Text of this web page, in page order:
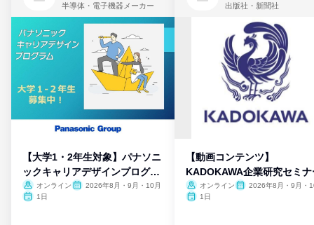
半導体・電子機器メーカー
【大学1・2年生対象】パナソニ
ックキャリアデザインプログラ
ム
オンライン
2026年8月・9月・10月
1日
出版社・新聞社
【動画コンテンツ】
KADOKAWA企業研究セミナ
オンライン
2026年8月・9月・
1日